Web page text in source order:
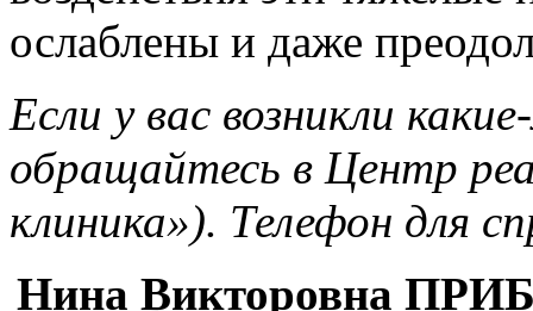
ослаблены и даже
Если у вас возникли
обращайтесь в Центр
клиника»). Телефон для
Нина Викторовна